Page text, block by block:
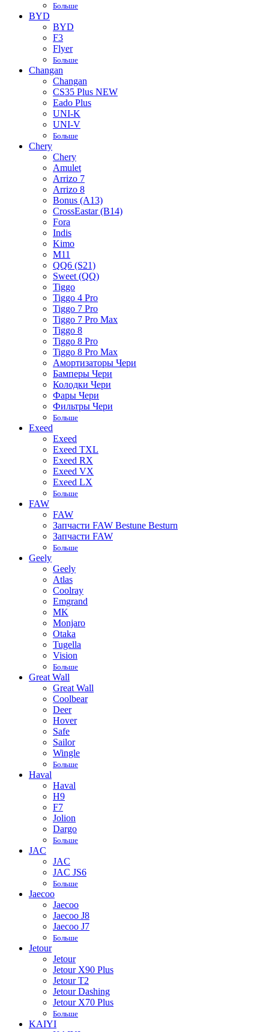
Больше
BYD
BYD
F3
Flyer
Больше
Changan
Changan
CS35 Plus NEW
Eado Plus
UNI-K
UNI-V
Больше
Chery
Chery
Amulet
Arrizo 7
Arrizo 8
Bonus (A13)
CrossEastar (B14)
Fora
Indis
Kimo
M11
QQ6 (S21)
Sweet (QQ)
Tiggo
Tiggo 4 Pro
Tiggo 7 Pro
Tiggo 7 Pro Max
Tiggo 8
Tiggo 8 Pro
Tiggo 8 Pro Max
Амортизаторы Чери
Бамперы Чери
Колодки Чери
Фары Чери
Фильтры Чери
Больше
Exeed
Exeed
Exeed TXL
Exeed RX
Exeed VX
Exeed LX
Больше
FAW
FAW
Запчасти FAW Bestune Besturn
Запчасти FAW
Больше
Geely
Geely
Atlas
Coolray
Emgrand
MK
Monjaro
Otaka
Tugella
Vision
Больше
Great Wall
Great Wall
Coolbear
Deer
Hover
Safe
Sailor
Wingle
Больше
Haval
Haval
H9
F7
Jolion
Dargo
Больше
JAC
JAC
JAC JS6
Больше
Jaecoo
Jaecoo
Jaecoo J8
Jaecoo J7
Больше
Jetour
Jetour
Jetour X90 Plus
Jetour T2
Jetour Dashing
Jetour X70 Plus
Больше
KAIYI